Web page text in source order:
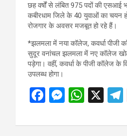
छह वर्षों से लंबित 975 पदों की एसआई
कबीरधाम जिले के 40 युवाओं का चयन
रोजगार के अवसर मजबूत हो रहे हैं।
*झलमला में नया कॉलेज, कवर्धा पीजी
सुदूर वनांचल झलमला में नए कॉलेज खोले
पड़ेगा। वहीं, कवर्धा के पीजी कॉलेज के
उपलब्ध होगा।
F
ce
M
se
W
at
X